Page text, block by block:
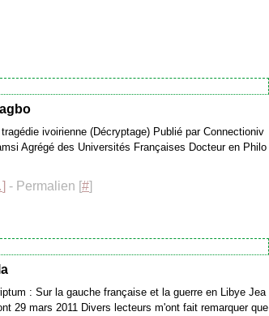
ivoirienne (Décryptage) Publié par Connectioniv
Agrégé des Universités Françaises Docteur en Philo
] - Permalien [#]
: Sur la gauche française et la guerre en Libye Jea
29 mars 2011 Divers lecteurs m'ont fait remarquer que